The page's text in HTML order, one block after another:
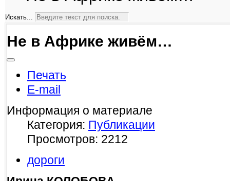
Искать...
Не в Африке живём…
Печать
E-mail
Информация о материале
Категория: Публикации
Просмотров: 2212
дороги